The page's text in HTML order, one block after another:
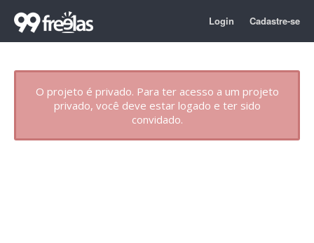
Login Cadastre-se
O projeto é privado. Para ter acesso a um projeto
privado, você deve estar logado e ter sido
convidado.